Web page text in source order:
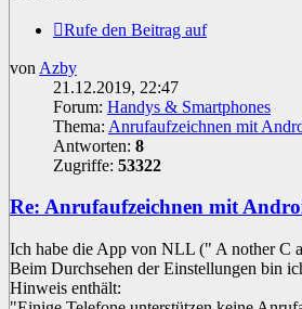
Rufe den Beitrag auf
von Azby
21.12.2019, 22:47
Forum: Handys & Smartphones
Thema: Anrufaufzeichnen mit
Antworten: 8
Zugriffe: 53322
Re: Anrufaufzeichnen mit
Ich habe die App von NLL (" A nother C
Beim Durchsehen der Einstellungen bin
Hinweis enthält: